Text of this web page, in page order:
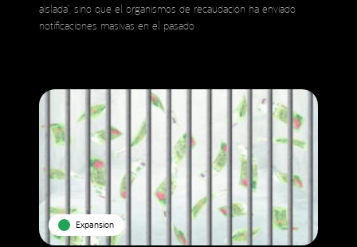
aislada”, sino que el organismos de recaudación ha enviado
notificaciones masivas en el pasado
Expansion